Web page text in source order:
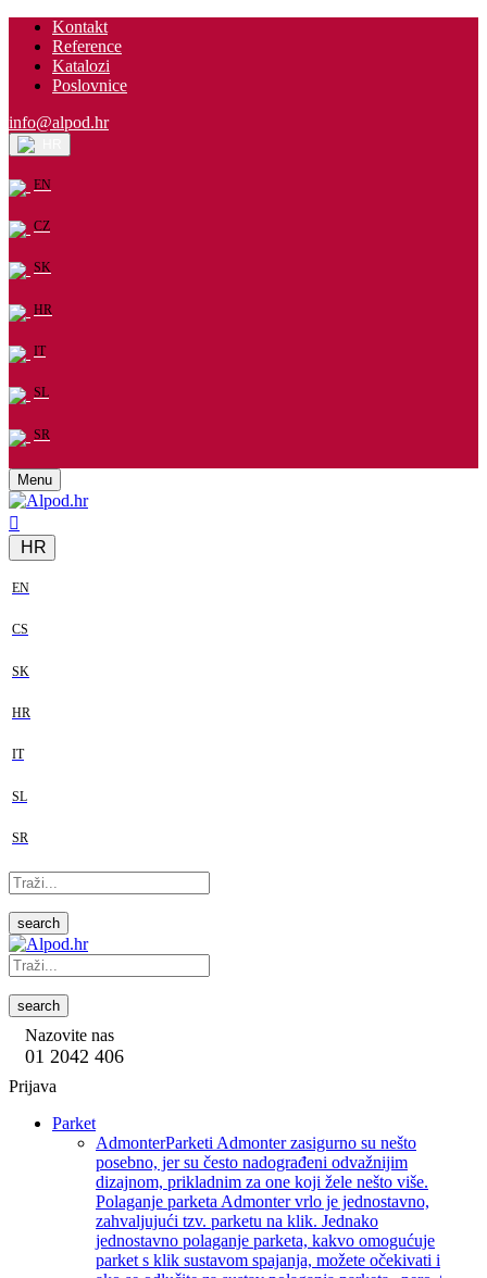
Kontakt
Reference
Katalozi
Poslovnice
info@alpod.hr
EN
CZ
SK
HR
IT
SL
SR
Menu
HR
EN
CS
SK
HR
IT
SL
SR
search
search
Nazovite nas
01 2042 406
Prijava
Parket
AdmonterParketi Admonter zasigurno su nešto
posebno, jer su često nadograđeni odvažnijim
dizajnom, prikladnim za one koji žele nešto više.
Polaganje parketa Admonter vrlo je jednostavno,
zahvaljujući tzv. parketu na klik. Jednako
jednostavno polaganje parketa, kakvo omogućuje
parket s klik sustavom spajanja, možete očekivati i